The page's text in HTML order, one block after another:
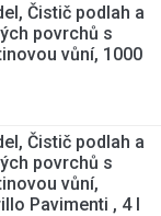
Čistič podlah a
povrchů s
vůní, 1000
Čistič podlah a
povrchů s
vůní,
Pavimenti , 4 l